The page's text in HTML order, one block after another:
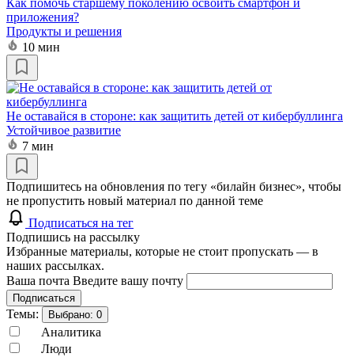
приложения?
Продукты и решения
10 мин
Не оставайся в стороне: как защитить детей от кибербуллинга
Устойчивое развитие
7 мин
Подпишитесь на обновления по тегу «билайн бизнес», чтобы
не пропустить новый материал по данной теме
Подписаться на тег
Подпишись на рассылку
Избранные материалы, которые не стоит пропускать — в
наших рассылках.
Ваша почта Введите вашу почту
Подписаться
Темы: Выбрано: 0
Аналитика
Люди